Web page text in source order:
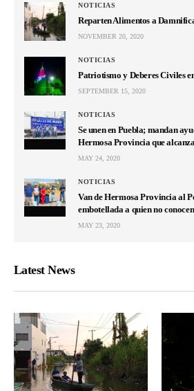
NOTICIAS
Reparten Alimentos a
NOVEMBER 20, 2020
NOTICIAS
Patriotismo y Deberes Civiles
SEPTEMBER 15, 2020
NOTICIAS
Se unen en Puebla; mandan
Hermosa Provincia que
MAY 24, 2020
NOTICIAS
Van de Hermosa Provincia al
embotellada a quien no conocen
MAY 23, 2020
Latest News